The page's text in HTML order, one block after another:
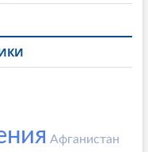
Афганистан